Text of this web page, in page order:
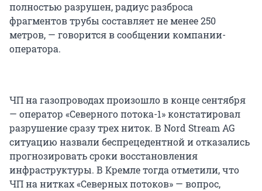
полностью разрушен, радиус разброса
фрагментов трубы составляет не менее 250
метров, — говорится в сообщении компании-
оператора.
ЧП на газопроводах произошло в конце сентября
— оператор «Северного потока-1» констатировал
разрушение сразу трех ниток. В Nord Stream AG
ситуацию назвали беспрецедентной и отказались
прогнозировать сроки восстановления
инфраструктуры. В Кремле тогда отметили, что
ЧП на нитках «Северных потоков» — вопрос,